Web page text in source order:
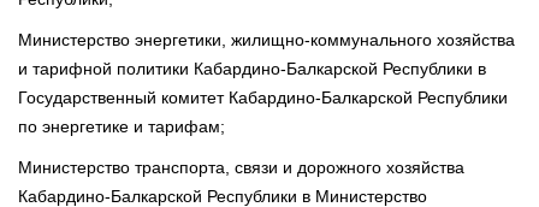
Министерство энергетики, жилищно-коммунального хозяйства
и тарифной политики Кабардино-Балкарской Республики в
Государственный комитет Кабардино-Балкарской Республики
по энергетике и тарифам;
Министерство транспорта, связи и дорожного хозяйства
Кабардино-Балкарской Республики в Министерство